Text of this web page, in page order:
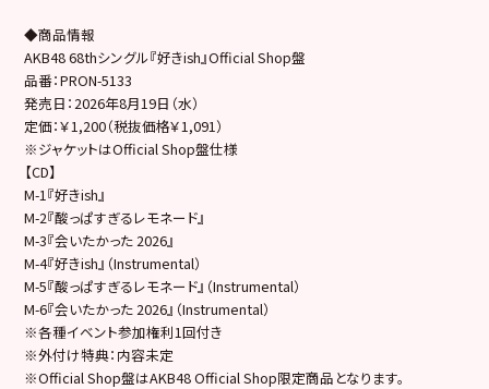
◆商品情報
AKB48 68thシングル『好きish』Official Shop盤
品番：PRON-5133
発売日：2026年8月19日（水）
定価：￥1,200（税抜価格￥1,091）
※ジャケットはOfficial Shop盤仕様
【CD】
M-1『好きish』
M-2『酸っぱすぎるレモネード』
M-3『会いたかった 2026』
M-4『好きish』（Instrumental）
M-5『酸っぱすぎるレモネード』（Instrumental）
M-6『会いたかった 2026』（Instrumental）
※各種イベント参加権利1回付き
※外付け特典：内容未定
※Official Shop盤はAKB48 Official Shop限定商品となります。